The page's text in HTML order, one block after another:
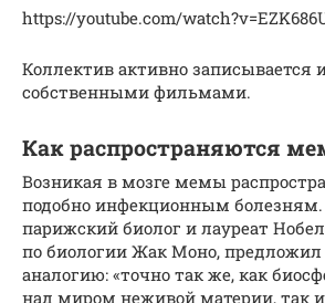
https://youtube.com/
Коллектив активно записывается
собственными фильмами.
Как распространяются
Возникая в мозге мемы
подобно инфекционным болезням.
парижский биолог и лауреат
по биологии Жак Моно,
аналогию: «точно так же, как
над миром неживой материи, так и